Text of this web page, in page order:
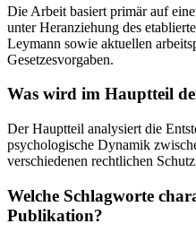
Die Arbeit basiert primär auf
unter Heranziehung des
Leymann sowie aktuellen
Gesetzesvorgaben.
Was wird im Hauptteil
Der Hauptteil analysiert die
psychologische Dynamik
verschiedenen rechtlichen
Welche Schlagworte
Publikation?